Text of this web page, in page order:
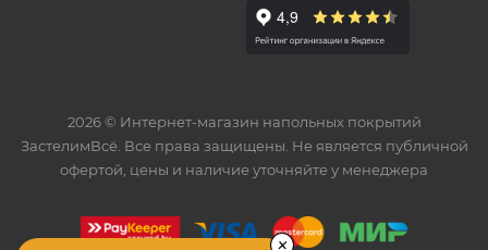
2026 © Интернет-магазин напольных покрытий
ЗастелимВсё. Все права защищены. Не является публичной
офертой, цены и наличие уточняйте у менеджера